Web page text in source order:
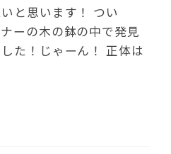
と思います！ つい
ーの木の鉢の中で発見
た！じゃーん！ 正体は